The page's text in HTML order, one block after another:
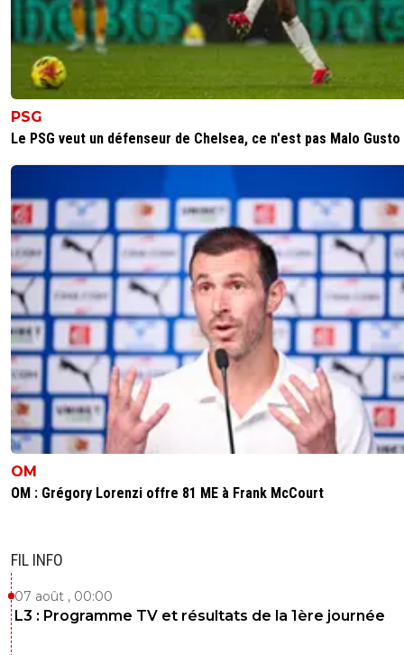
PSG
Le PSG veut un défenseur de Chelsea, ce n'est pas Malo Gusto
OM
OM : Grégory Lorenzi offre 81 ME à Frank McCourt
FIL INFO
07 août , 00:00
L3 : Programme TV et résultats de la 1ère journée